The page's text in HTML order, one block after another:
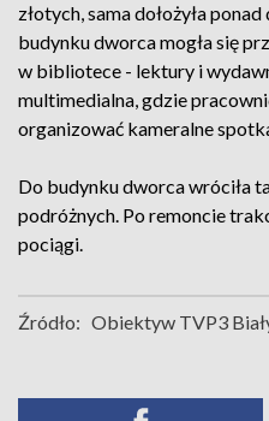
złotych, sama dołożyła
budynku dworca mogła się
w bibliotece - lektury i
multimedialna, gdzie
organizować kameralne
Do budynku dworca wróciła
podróżnych. Po remoncie
pociągi.
Źródło: Obiektyw TVP3